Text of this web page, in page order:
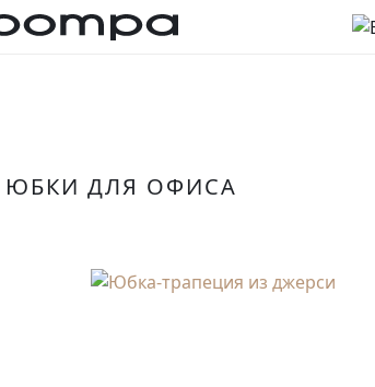
ЮБКИ ДЛЯ ОФИСА